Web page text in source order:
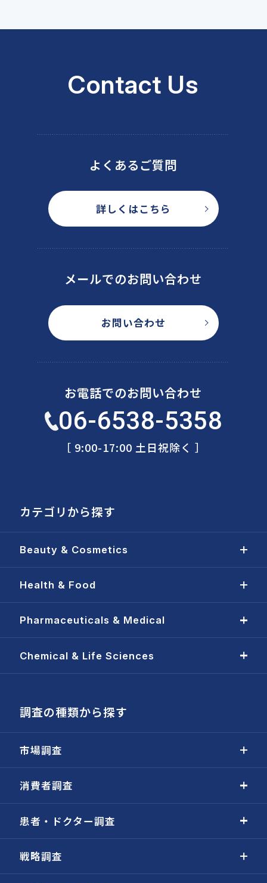
Contact Us
よくあるご質問
詳しくはこちら
メールでのお問い合わせ
お問い合わせ
お電話でのお問い合わせ
06-6538-5358
［ 9:00-17:00 土日祝除く ］
カテゴリから探す
Beauty & Cosmetics
Health & Food
Pharmaceuticals & Medical
Chemical & Life Sciences
調査の種類から探す
市場調査
消費者調査
患者・ドクター調査
戦略調査